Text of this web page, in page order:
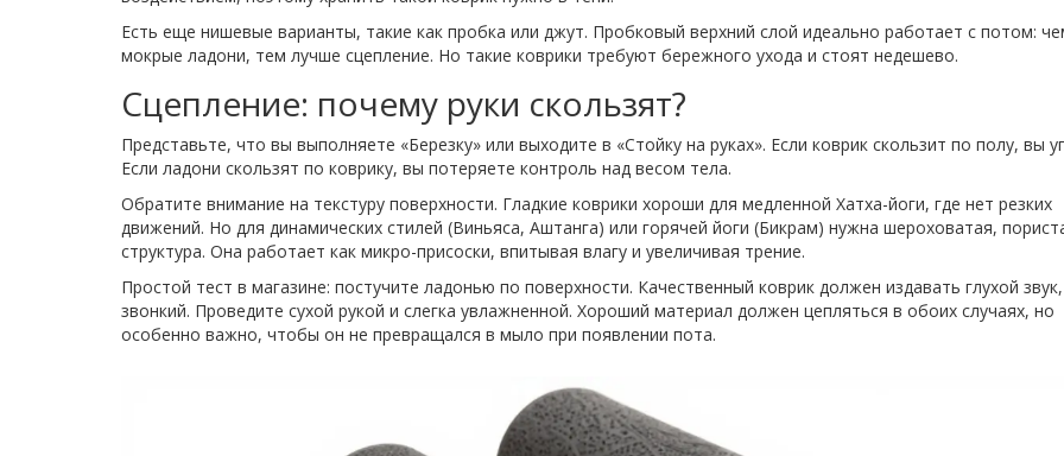
Есть еще нишевые варианты, такие как пробка или джут. Пробковый верхний слой идеально работает с потом:
мокрые ладони, тем лучше сцепление. Но такие коврики требуют бережного ухода и стоят недешево.
Сцепление: почему руки скользят?
Представьте, что вы выполняете «Березку» или выходите в «Стойку на руках». Если коврик скользит по полу, вы
Если ладони скользят по коврику, вы потеряете контроль над весом тела.
Обратите внимание на текстуру поверхности. Гладкие коврики хороши для медленной Хатха-йоги, где нет резких
движений. Но для динамических стилей (Виньяса, Аштанга) или горячей йоги (Бикрам) нужна шероховатая,
структура. Она работает как микро-присоски, впитывая влагу и увеличивая трение.
Простой тест в магазине: постучите ладонью по поверхности. Качественный коврик должен издавать глухой
звонкий. Проведите сухой рукой и слегка увлажненной. Хороший материал должен цепляться в обоих случаях, но
особенно важно, чтобы он не превращался в мыло при появлении пота.